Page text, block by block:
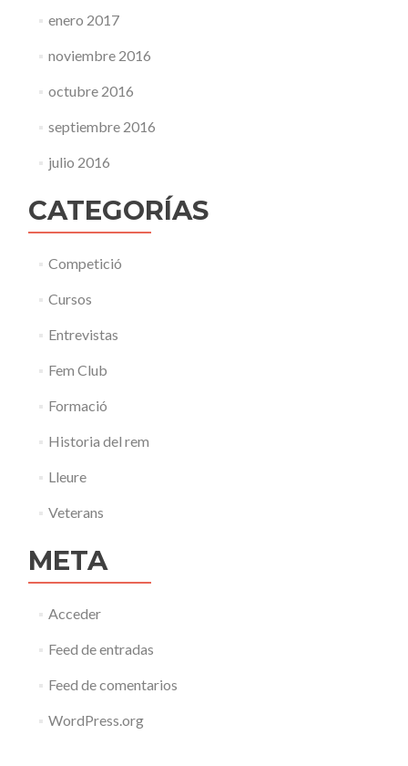
enero 2017
noviembre 2016
octubre 2016
septiembre 2016
julio 2016
CATEGORÍAS
Competició
Cursos
Entrevistas
Fem Club
Formació
Historia del rem
Lleure
Veterans
META
Acceder
Feed de entradas
Feed de comentarios
WordPress.org